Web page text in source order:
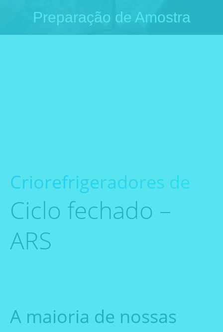
Preparação de Amostra
Você está aqui:
Criorefrigeradores de
Ciclo fechado –
ARS
A maioria de nossas